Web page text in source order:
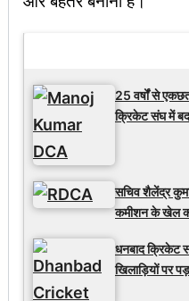
25 वर्षों से
क्रिकेट संघ में
सचिव शैलेंद्र
कमीशन के खेल
धनबाद क्रिकेट
खिलाड़ियों पर